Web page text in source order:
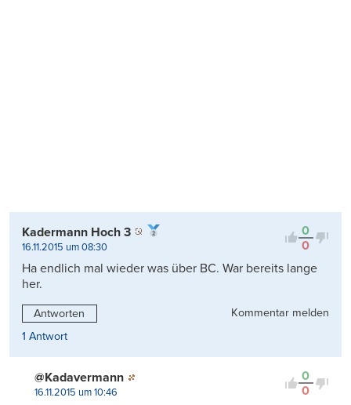
0
0
Kadermann Hoch 3
16.11.2015 um 08:30
Ha endlich mal wieder was über BC. War bereits lange
her.
Antworten
Kommentar melden
1 Antwort
0
0
@Kadavermann
16.11.2015 um 10:46